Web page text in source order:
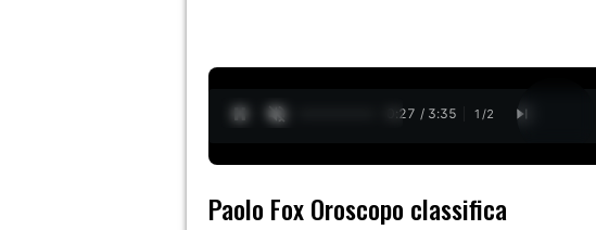
0:28 / 3:35 1 /2
Paolo Fox Oroscopo classifica